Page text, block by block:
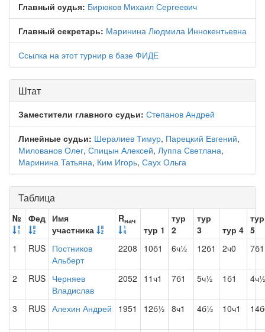
Главный судья: Бирюков Михаил Сергеевич
Главный секретарь: Маринина Людмила Иннокентьевна
Ссылка на этот турнир в базе ФИДЕ
Штат
Заместители главного судьи: Степанов Андрей
Линейные судьи: Шералиев Тимур, Парецкий Евгений,
Милованов Олег, Спицын Алексей, Луппа Светлана,
Маринина Татьяна, Ким Игорь, Саух Ольга
Таблица
№ Фед Имя
участника
Rнач
тур 1
тур
2
тур
3
тур 4
тур
5
1
RUS Постников
Альберт
2208 10б1 6ч½ 12б1 2ч0 7б1
2 RUS Черняев
Владислав
2052 11ч1 7б1 5ч½ 1б1
3 RUS Алехин Андрей 1951 12б½ 8ч1 4б½ 10ч1